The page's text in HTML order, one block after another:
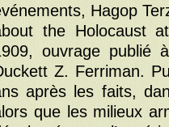
Hagop
the Holocaust
ouvrage publié
Z. Ferriman.
après les faits,
que les milieux